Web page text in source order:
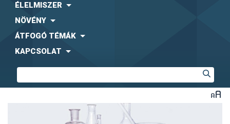
ÉLELMISZER
NÖVÉNY
ÁTFOGÓ TÉMÁK
KAPCSOLAT